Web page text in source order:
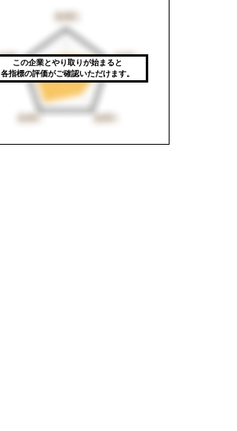
この企業とやり取りが始まると
各指標の評価がご確認いただけます。